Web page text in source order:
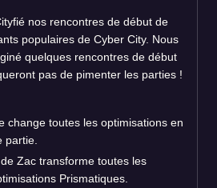
nos rencontres de début de
populaires de Cyber City. Nous
quelques rencontres de début
pas de pimenter les parties !
change toutes les optimisations en
partie.
Zac transforme toutes les
Prismatiques.